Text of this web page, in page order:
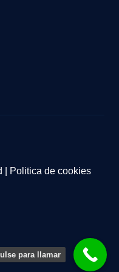
Politica de cookies
para llamar